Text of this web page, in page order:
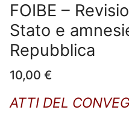
FOIBE –
Stato e
Repubblica
10,00 €
ATTI DEL